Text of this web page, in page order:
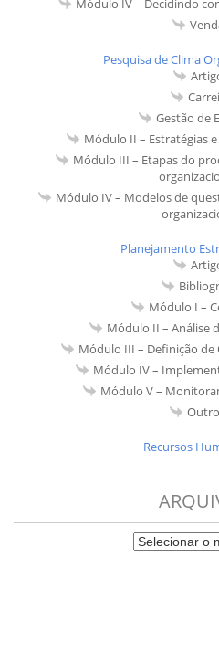
Módulo IV – Decidindo
Pesquisa de Clima
Gestão de
Módulo II – Estratégias
Módulo III – Etapas do
Módulo IV – Modelos de
Planejamento
Módulo I –
Módulo II – Análise
Módulo III – Definição de
Módulo IV –
Módulo V –
Recursos